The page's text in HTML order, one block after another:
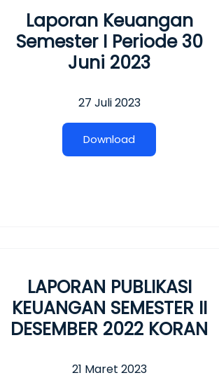
Laporan Keuangan
Semester I Periode 30
Juni 2023
27 Juli 2023
Download
LAPORAN PUBLIKASI
KEUANGAN SEMESTER II
DESEMBER 2022 KORAN
21 Maret 2023